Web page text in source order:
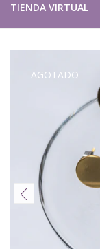
TIENDA VIRTUAL
AGOTADO